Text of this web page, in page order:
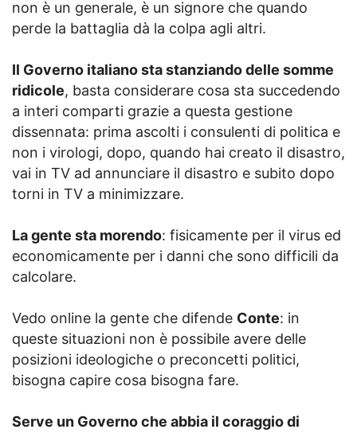
non è un generale, è un signore che quando
perde la battaglia dà la colpa agli altri.
Il Governo italiano sta stanziando delle somme
ridicole, basta considerare cosa sta succedendo
a interi comparti grazie a questa gestione
dissennata: prima ascolti i consulenti di politica e
non i virologi, dopo, quando hai creato il disastro,
vai in TV ad annunciare il disastro e subito dopo
torni in TV a minimizzare.
La gente sta morendo: fisicamente per il virus ed
economicamente per i danni che sono difficili da
calcolare.
Vedo online la gente che difende Conte: in
queste situazioni non è possibile avere delle
posizioni ideologiche o preconcetti politici,
bisogna capire cosa bisogna fare.
Serve un Governo che abbia il coraggio di